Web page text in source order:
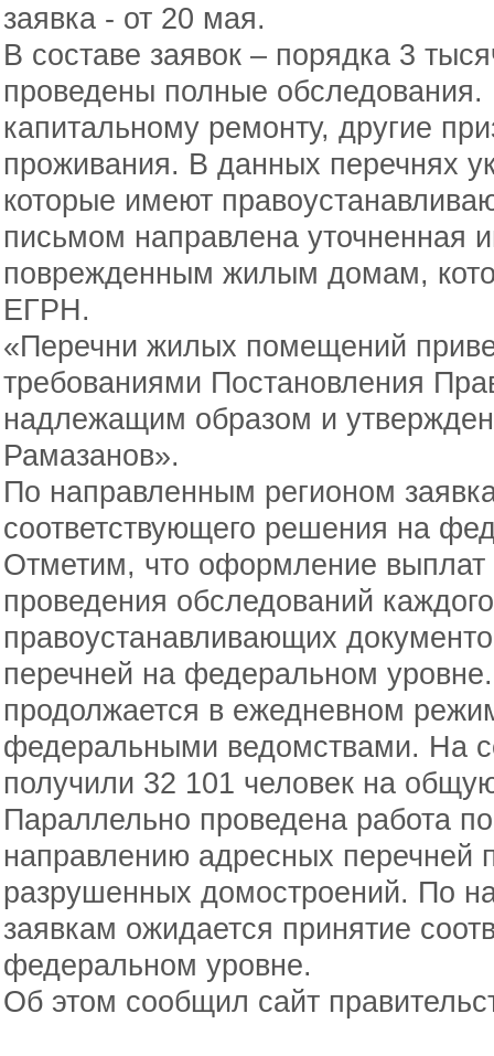
заявка - от 20 мая.
В составе заявок – порядка 3
проведены полные
капитальному ремонту, другие
проживания. В данных перечнях
которые имеют
письмом направлена уточненная
поврежденным жилым домам,
ЕГРН.
«Перечни жилых помещений
требованиями Постановления
надлежащим образом и
Рамазанов».
По направленным регионом
соответствующего решения на
Отметим, что оформление выплат
проведения обследований
правоустанавливающих
перечней на федеральном
продолжается в ежедневном
федеральными ведомствами. На
получили 32 101 человек на
Параллельно проведена работа
направлению адресных перечней
разрушенных домостроений. По
заявкам ожидается принятие
федеральном уровне.
Об этом сообщил сайт